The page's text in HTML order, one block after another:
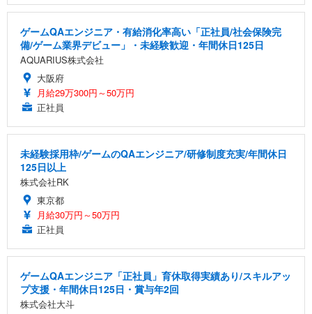
ゲームQAエンジニア・有給消化率高い「正社員/社会保険完
備/ゲーム業界デビュー」・未経験歓迎・年間休日125日
AQUARIUS株式会社
大阪府
月給29万300円～50万円
正社員
未経験採用枠/ゲームのQAエンジニア/研修制度充実/年間休日
125日以上
株式会社RK
東京都
月給30万円～50万円
正社員
ゲームQAエンジニア「正社員」育休取得実績あり/スキルアッ
プ支援・年間休日125日・賞与年2回
株式会社大斗